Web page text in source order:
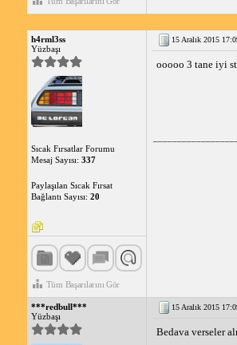
h4rml3ss
Yüzbaşı
Sıcak Fırsatlar Forumu
Mesaj Sayısı: 337
Paylaşılan Sıcak Fırsat
Bağlantı Sayısı: 20
Tüm Başarılarını Gör
15 Aralık 2015
ooooo 3 tane iyi
***redbull***
Yüzbaşı
15 Aralık 2015
Bedava verseler